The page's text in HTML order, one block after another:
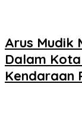
Arus Mudik
Dalam
Kendaraan